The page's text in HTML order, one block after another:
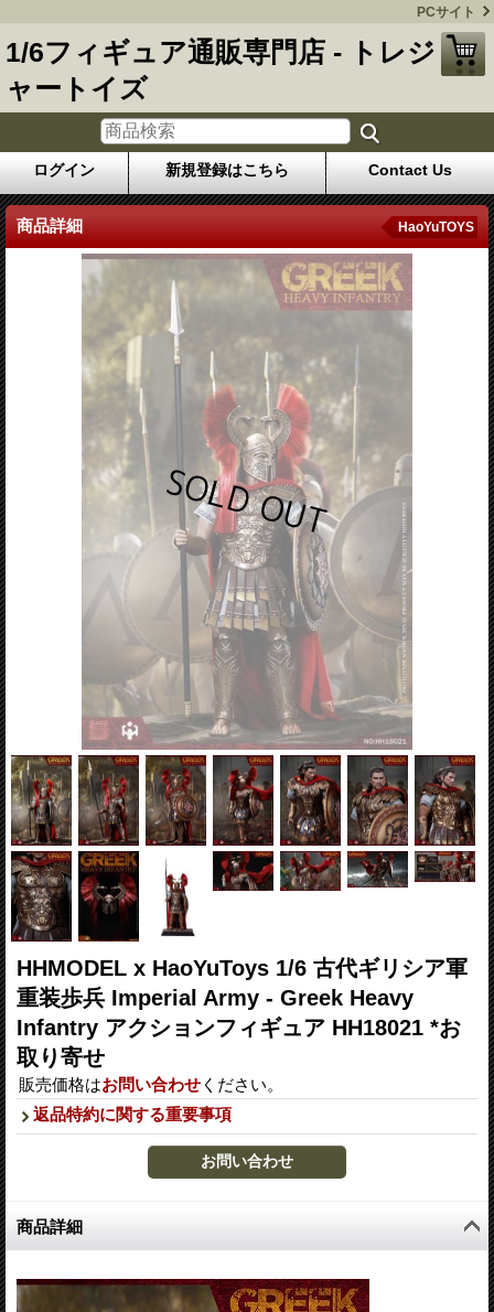
PCサイト
1/6フィギュア通販専門店 - トレジ
ャートイズ
ログイン 新規登録はこちら Contact Us
商品詳細 HaoYuTOYS
HHMODEL x HaoYuToys 1/6 古代ギリシア軍
重装歩兵 Imperial Army - Greek Heavy
Infantry アクションフィギュア HH18021 *お
取り寄せ
販売価格はお問い合わせ ください。
返品特約に関する重要事項
商品詳細